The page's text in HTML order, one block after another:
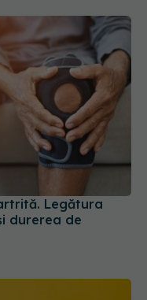
Legătura
durerea de